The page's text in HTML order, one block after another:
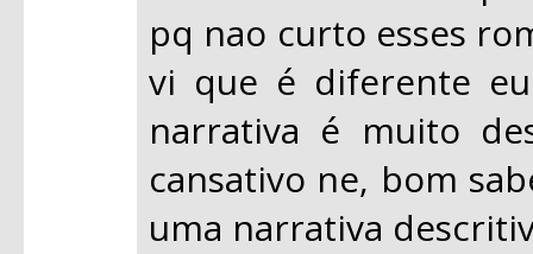
pq nao curto esses
vi que é diferente
narrativa é muito
cansativo ne, bom
uma narrativa